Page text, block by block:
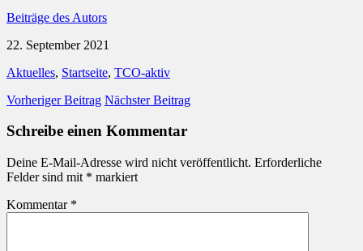
Beiträge des Autors
22. September 2021
Aktuelles, Startseite, TCO-aktiv
Vorheriger Beitrag Nächster Beitrag
Schreibe einen Kommentar
Deine E-Mail-Adresse wird nicht veröffentlicht. Erforderliche
Felder sind mit * markiert
Kommentar *